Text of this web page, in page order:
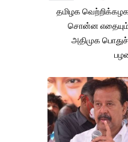
தமிழக
சொன்ன எதையும்
அதிமுக பொதுச்